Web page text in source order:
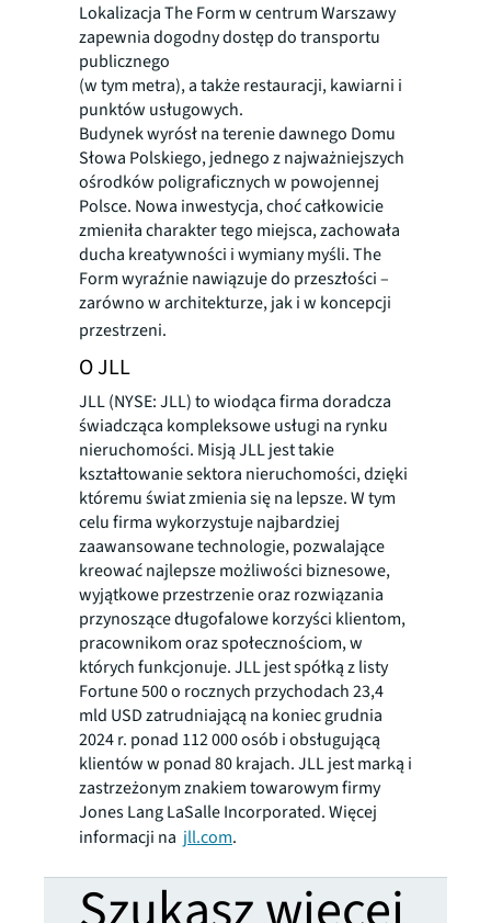
Lokalizacja The Form w centrum Warszawy
zapewnia dogodny dostęp do transportu
publicznego
(w tym metra), a także restauracji, kawiarni i
punktów usługowych.
Budynek wyrósł na terenie dawnego Domu
Słowa Polskiego, jednego z najważniejszych
ośrodków poligraficznych w powojennej
Polsce. Nowa inwestycja, choć całkowicie
zmieniła charakter tego miejsca, zachowała
ducha kreatywności i wymiany myśli. The
Form wyraźnie nawiązuje do przeszłości –
zarówno w architekturze, jak i w koncepcji
przestrzeni.
O JLL
JLL (NYSE: JLL) to wiodąca firma doradcza
świadcząca kompleksowe usługi na rynku
nieruchomości. Misją JLL jest takie
kształtowanie sektora nieruchomości, dzięki
któremu świat zmienia się na lepsze. W tym
celu firma wykorzystuje najbardziej
zaawansowane technologie, pozwalające
kreować najlepsze możliwości biznesowe,
wyjątkowe przestrzenie oraz rozwiązania
przynoszące długofalowe korzyści klientom,
pracownikom oraz społecznościom, w
których funkcjonuje. JLL jest spółką z listy
Fortune 500 o rocznych przychodach 23,4
mld USD zatrudniającą na koniec grudnia
2024 r. ponad 112 000 osób i obsługującą
klientów w ponad 80 krajach. JLL jest marką i
zastrzeżonym znakiem towarowym firmy
Jones Lang LaSalle Incorporated. Więcej
informacji na jll.com.